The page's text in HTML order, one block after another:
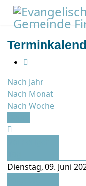
Nach Jahr
Nach Monat
Nach Woche
Dienstag, 09. Juni